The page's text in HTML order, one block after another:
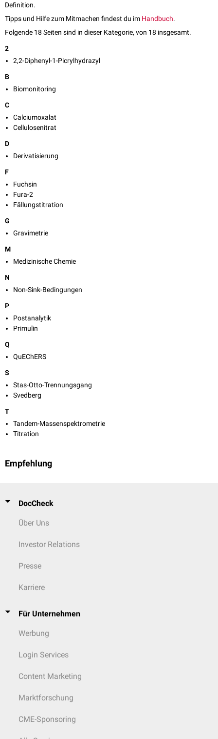
Definition.
Tipps und Hilfe zum Mitmachen findest du im Handbuch.
Folgende 18 Seiten sind in dieser Kategorie, von 18 insgesamt.
2
2,2-Diphenyl-1-Picrylhydrazyl
B
Biomonitoring
C
Calciumoxalat
Cellulosenitrat
D
Derivatisierung
F
Fuchsin
Fura-2
Fällungstitration
G
Gravimetrie
M
Medizinische Chemie
N
Non-Sink-Bedingungen
P
Postanalytik
Primulin
Q
QuEChERS
S
Stas-Otto-Trennungsgang
Svedberg
T
Tandem-Massenspektrometrie
Titration
Empfehlung
DocCheck
Über Uns
Investor Relations
Presse
Karriere
Für Unternehmen
Werbung
Login Services
Content Marketing
Marktforschung
CME-Sponsoring